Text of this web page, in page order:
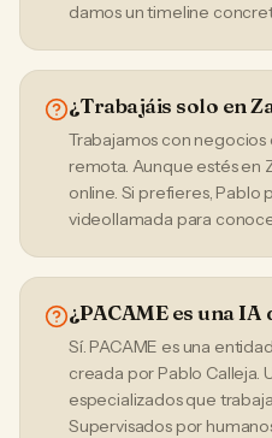
damos un timeline
¿Trabajáis solo en
Trabajamos con
remota. Aunque estés en
online. Si prefieres, Pablo
videollamada para
¿PACAME es una IA
Sí. PACAME es una
creada por Pablo Calleja.
especializados que
Supervisados por